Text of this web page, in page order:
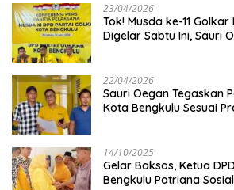
23/04/2026
‎Tok! Musda ke-11
Digelar Sabtu Ini, Sauri
22/04/2026
Sauri Oegan Tegaskan
Kota Bengkulu Sesuai
14/10/2025
‎Gelar Baksos, Ketua
Bengkulu Patriana